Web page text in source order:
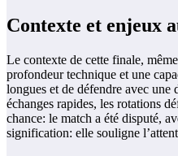
Contexte et enjeux
Le contexte de cette finale,
profondeur technique et une
longues et de défendre avec
échanges rapides, les rotations
chance: le match a été disputé,
signification: elle souligne